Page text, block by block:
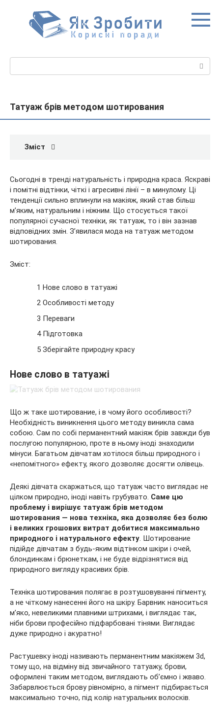
Татуаж брів методом шотирования
Зміст
Сьогодні в тренді натуральність і природна краса. Яскраві
і помітні відтінки, чіткі і агресивні лінії – в минулому. Ці
тенденції сильно вплинули на макіяж, який став більш
м’яким, натуральним і ніжним. Що стосується такої
популярної сучасної техніки, як татуаж, то і він зазнав
відповідних змін. З’явилася мода на татуаж методом
шотирования.
Зміст:
1 Нове слово в татуажі
2 Особливості методу
3 Переваги
4 Підготовка
5 Зберігайте природну красу
Нове слово в татуажі
Що ж таке шотирование, і в чому його особливості?
Необхідність виникнення цього методу виникла сама
собою. Сам по собі перманентний макіяж брів завжди був
послугою популярною, проте в ньому іноді знаходили
мінуси. Багатьом дівчатам хотілося більш природного і
«непомітного» ефекту, якого дозволяє досягти олівець.
Деякі дівчата скаржаться, що татуаж часто виглядає не
цілком природно, іноді навіть грубувато. Саме цю
проблему і вирішує татуаж брів методом
шотирования — нова техніка, яка дозволяє без болю
і великих грошових витрат добитися максимально
природного і натурального ефекту . Шотирование
підійде дівчатам з будь-яким відтінком шкіри і очей,
блондинкам і брюнеткам, і не буде відрізнятися від
природного вигляду красивих брів.
Техніка шотирования полягає в розтушовуванні пігменту,
а не чіткому нанесенні його на шкіру. Барвник наноситься
м’яко, невеликими плавними штрихами, і виглядає так,
ніби брови професійно підфарбовані тінями. Виглядає
дуже природно і акуратно!
Растушевку іноді називають перманентним макіяжем 3d,
тому що, на відміну від звичайного татуажу, брови,
оформлені таким методом, виглядають об’ємно і жваво.
Забарвлюється брову рівномірно, а пігмент підбирається
максимально точно, під колір натуральних волосків.